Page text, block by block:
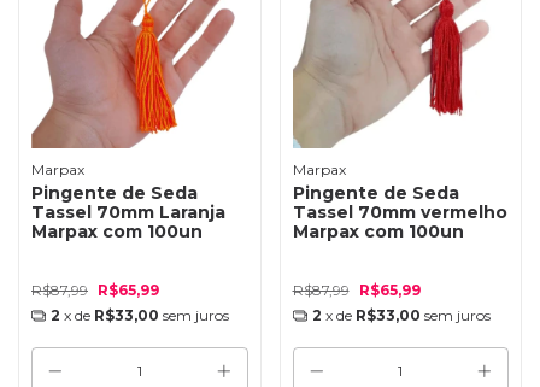
Marpax
Pingente de Seda
Tassel 70mm Laranja
Marpax com 100un
R$87,99 R$65,99
2 x de R$33,00 sem juros
Marpax
Pingente de Seda
Tassel 70mm vermelho
Marpax com 100un
R$87,99
R$65,99
2 x de R$33,00 sem juros